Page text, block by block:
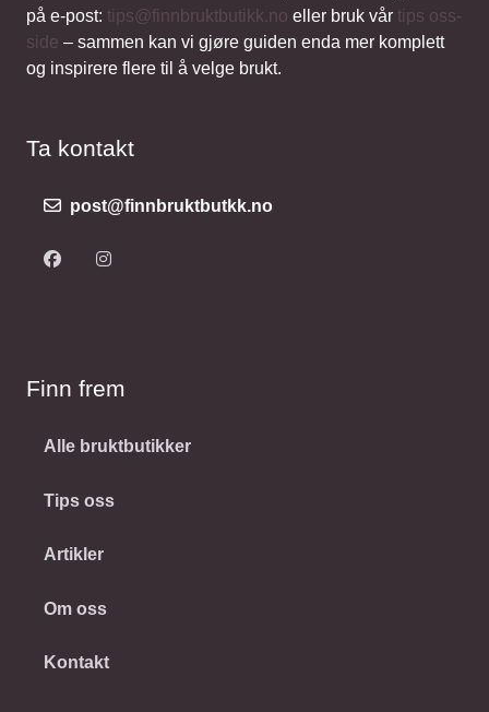
på e-post: tips@finnbruktbutikk.no eller bruk vår tips oss-
side – sammen kan vi gjøre guiden enda mer komplett
og inspirere flere til å velge brukt.
Ta kontakt
post@finnbruktbutkk.no
Finn frem
Alle bruktbutikker
Tips oss
Artikler
Om oss
Kontakt